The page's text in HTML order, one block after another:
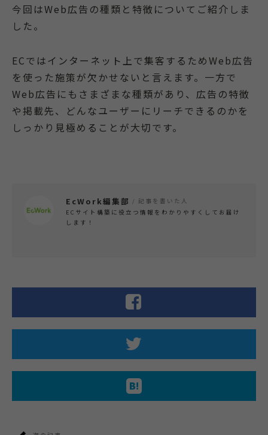
今回はWeb広告の種類と特徴についてご紹介しま
した。
ECではインターネット上で集客するためWeb広告
を使った施策が欠かせないと言えます。一方で
Web広告にもさまざまな種類があり、広告の特徴
や掲載先、どんなユーザーにリーチできるのかを
しっかり見極めることが大切です。
EcWork編集部 / 記事を書いた人
ECサイト構築に役立つ情報をわかりやすくしてお届け
します！